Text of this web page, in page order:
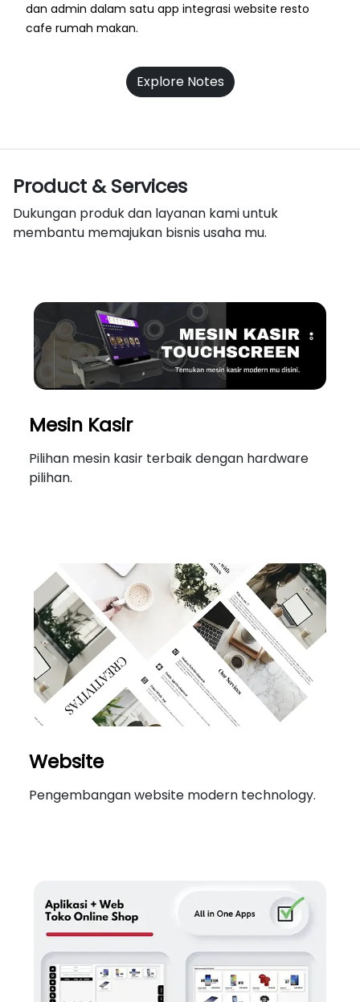
dan admin dalam satu app integrasi website resto
cafe rumah makan.
Explore Notes
Product & Services
Dukungan produk dan layanan kami untuk
membantu memajukan bisnis usaha mu.
Mesin Kasir
Pilihan mesin kasir terbaik dengan hardware
pilihan.
Website
Pengembangan website modern technology.